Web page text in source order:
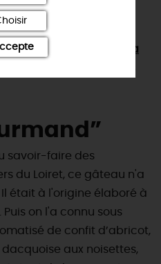
de mai !
cerises de l'orléanais :
la
de cerises des
savoir-faire des
du Loiret, ce gâteau n'a
était à l'origine élaboré à
on l'a connu sous
de confit d’abricot,
aux noisettes,